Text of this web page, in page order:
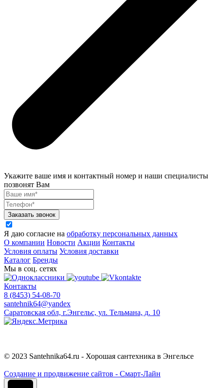
Укажите ваше имя и контактный номер и наши специалисты
позвонят Вам
Заказать звонок
Я даю согласие на обработку персональных данных
О компании Новости Акции Контакты
Условия оплаты Условия доставки
Каталог Бренды
Мы в соц. сетях
Контакты
8 (8453) 54-08-70
santehnik64@yandex
Саратовская обл, г.Энгельс, ул. Тельмана, д. 10
© 2023 Santehnika64.ru - Хорошая сантехника в Энгельсе
Cоздание и продвижение сайтов - Смарт-Лайн